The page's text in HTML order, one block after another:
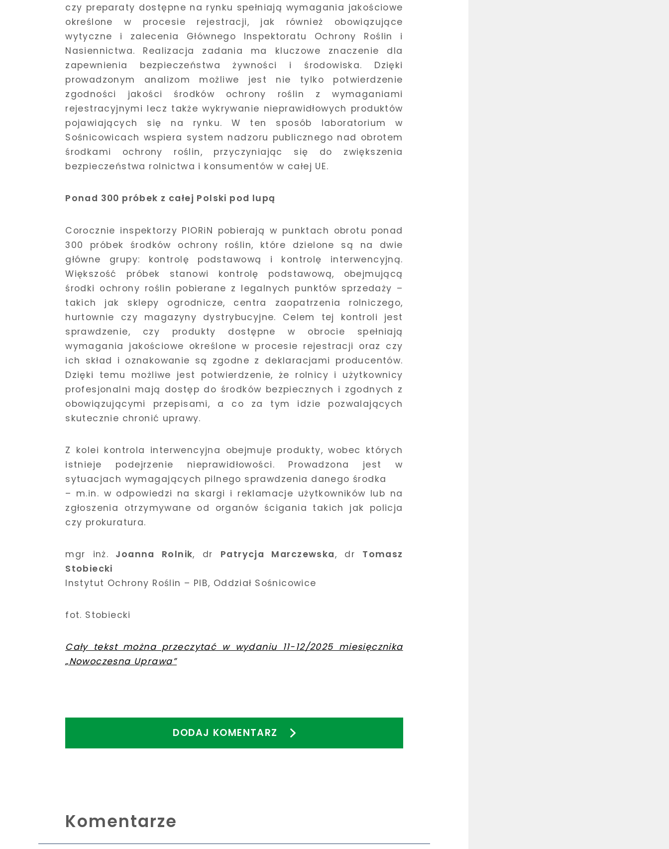
czy preparaty dostępne na rynku spełniają wymagania jakościowe
określone w procesie rejestracji, jak również obowiązujące
wytyczne i zalecenia Głównego Inspektoratu Ochrony Roślin i
Nasiennictwa. Realizacja zadania ma kluczowe znaczenie dla
zapewnienia bezpieczeństwa żywności i środowiska. Dzięki
prowadzonym analizom możliwe jest nie tylko potwierdzenie
zgodności jakości środków ochrony roślin z wymaganiami
rejestracyjnymi lecz także wykrywanie nieprawidłowych produktów
pojawiających się na rynku. W ten sposób laboratorium w
Sośnicowicach wspiera system nadzoru publicznego nad obrotem
środkami ochrony roślin, przyczyniając się do zwiększenia
bezpieczeństwa rolnictwa i konsumentów w całej UE.
Ponad 300 próbek z całej Polski pod lupą
Corocznie inspektorzy PIORiN pobierają w punktach obrotu ponad
300 próbek środków ochrony roślin, które dzielone są na dwie
główne grupy: kontrolę podstawową i kontrolę interwencyjną.
Większość próbek stanowi kontrolę podstawową, obejmującą
środki ochrony roślin pobierane z legalnych punktów sprzedaży –
takich jak sklepy ogrodnicze, centra zaopatrzenia rolniczego,
hurtownie czy magazyny dystrybucyjne. Celem tej kontroli jest
sprawdzenie, czy produkty dostępne w obrocie spełniają
wymagania jakościowe określone w procesie rejestracji oraz czy
ich skład i oznakowanie są zgodne z deklaracjami producentów.
Dzięki temu możliwe jest potwierdzenie, że rolnicy i użytkownicy
profesjonalni mają dostęp do środków bezpiecznych i zgodnych z
obowiązującymi przepisami, a co za tym idzie pozwalających
skutecznie chronić uprawy.
Z kolei kontrola interwencyjna obejmuje produkty, wobec których
istnieje podejrzenie nieprawidłowości. Prowadzona jest w
sytuacjach wymagających pilnego sprawdzenia danego środka
– m.in. w odpowiedzi na skargi i reklamacje użytkowników lub na
zgłoszenia otrzymywane od organów ścigania takich jak policja
czy prokuratura.
mgr inż. Joanna Rolnik, dr Patrycja Marczewska, dr Tomasz
Stobiecki
Instytut Ochrony Roślin – PIB, Oddział Sośnicowice
fot. Stobiecki
Cały tekst można przeczytać w wydaniu 11-12/2025 miesięcznika
„Nowoczesna Uprawa”
DODAJ KOMENTARZ
Komentarze